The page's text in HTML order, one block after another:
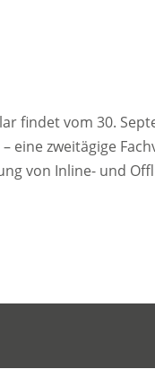
findet vom 30.
eine zweitägige
von Inline- und